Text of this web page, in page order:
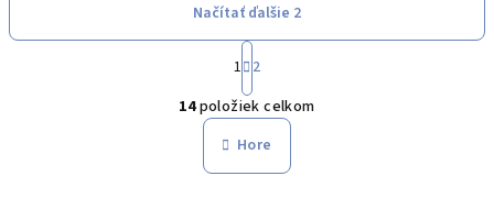
O
v
l
á
Načítať ďalšie 2
S
t
r
á
n
k
o
1 2
14položiek celkom
Hore